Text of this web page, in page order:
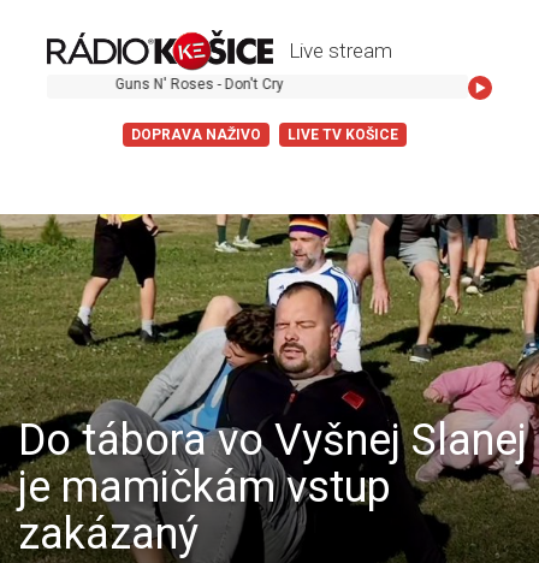
Live stream
Guns N' Roses - Don't Cry
DOPRAVA NAŽIVO LIVE TV KOŠICE
Do tábora vo Vyšnej Slanej
je mamičkám vstup
zakázaný